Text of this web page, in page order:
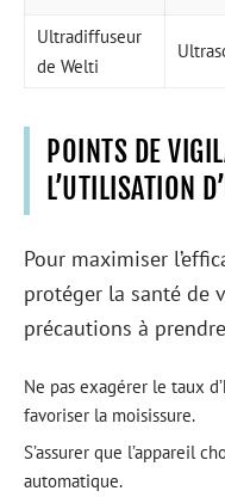
Ultradiffuseur
de Welti
POINTS DE
L’UTILISATION
Pour maximiser
protéger la santé de
précautions à
Ne pas exagérer le taux
favoriser la moisissure.
S’assurer que l’appareil
automatique.